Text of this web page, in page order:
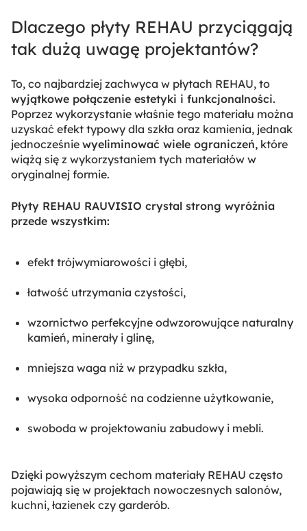
Dlaczego płyty REHAU przyciągają
tak dużą uwagę projektantów?
To, co najbardziej zachwyca w płytach REHAU, to
wyjątkowe połączenie estetyki i funkcjonalności.
Poprzez wykorzystanie właśnie tego materiału można
uzyskać efekt typowy dla szkła oraz kamienia, jednak
jednocześnie wyeliminować wiele ograniczeń, które
wiążą się z wykorzystaniem tych materiałów w
oryginalnej formie.
Płyty REHAU RAUVISIO crystal strong wyróżnia
przede wszystkim:
efekt trójwymiarowości i głębi,
łatwość utrzymania czystości,
wzornictwo perfekcyjne odwzorowujące naturalny
kamień, minerały i glinę,
mniejsza waga niż w przypadku szkła,
wysoka odporność na codzienne użytkowanie,
swoboda w projektowaniu zabudowy i mebli.
Dzięki powyższym cechom materiały REHAU często
pojawiają się w projektach nowoczesnych salonów,
kuchni, łazienek czy garderób.